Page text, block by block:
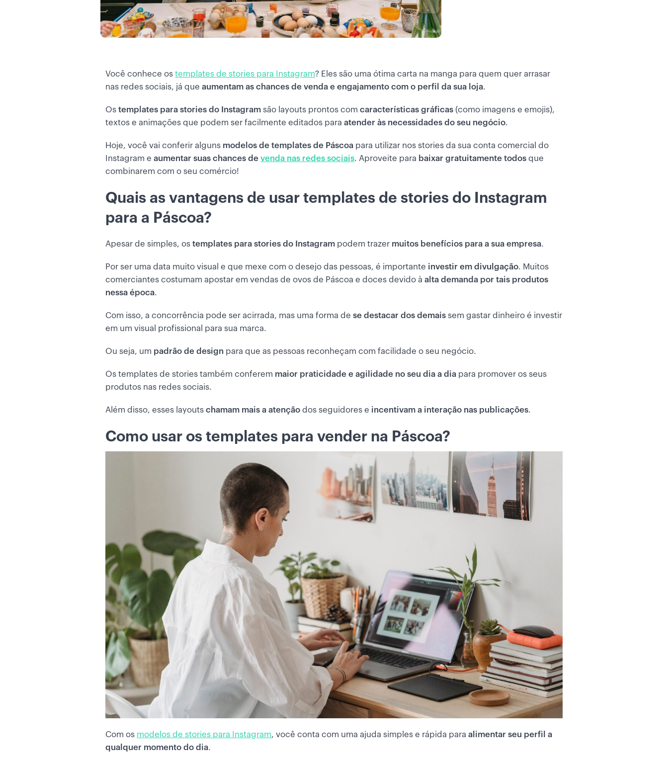
Você conhece os templates de stories para Instagram? Eles são uma ótima carta na manga para quem quer arrasar
nas redes sociais, já que aumentam as chances de venda e engajamento com o perfil da sua loja.
Os templates para stories do Instagram são layouts prontos com características gráficas (como imagens e emojis),
textos e animações que podem ser facilmente editados para atender às necessidades do seu negócio.
Hoje, você vai conferir alguns modelos de templates de Páscoa para utilizar nos stories da sua conta comercial do
Instagram e aumentar suas chances de venda nas redes sociais. Aproveite para baixar gratuitamente todos que
combinarem com o seu comércio!
Quais as vantagens de usar templates de stories do Instagram
para a Páscoa?
Apesar de simples, os templates para stories do Instagram podem trazer muitos benefícios para a sua empresa.
Por ser uma data muito visual e que mexe com o desejo das pessoas, é importante investir em divulgação. Muitos
comerciantes costumam apostar em vendas de ovos de Páscoa e doces devido à alta demanda por tais produtos
nessa época.
Com isso, a concorrência pode ser acirrada, mas uma forma de se destacar dos demais sem gastar dinheiro é investir
em um visual profissional para sua marca.
Ou seja, um padrão de design para que as pessoas reconheçam com facilidade o seu negócio.
Os templates de stories também conferem maior praticidade e agilidade no seu dia a dia para promover os seus
produtos nas redes sociais.
Além disso, esses layouts chamam mais a atenção dos seguidores e incentivam a interação nas publicações.
Como usar os templates para vender na Páscoa?
Com os modelos de stories para Instagram, você conta com uma ajuda simples e rápida para alimentar seu perfil a
qualquer momento do dia.